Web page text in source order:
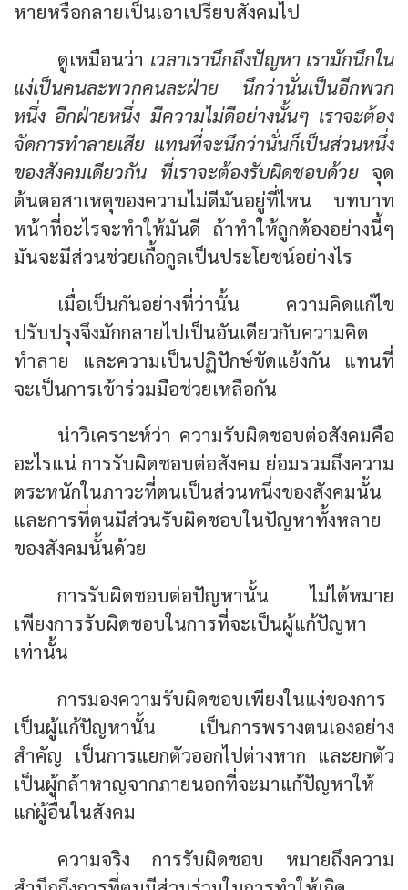
หายหรือกลายเป็นเอาเปรียบสังคมไป
ดูเหมือนว่า เวลาเรานึกถึงปัญหา เรามักนึกใน
แง่เป็นคนละพวกคนละฝ่าย นึกว่านั่นเป็นอีกพวก
หนึ่ง อีกฝ่ายหนึ่ง มีความไม่ดีอย่างนั้นๆ เราจะต้อง
จัดการทำลายเสีย แทนที่จะนึกว่านั่นก็เป็นส่วนหนึ่ง
ของสังคมเดียวกัน ที่เราจะต้องรับผิดชอบด้วยจุด
ต้นตอสาเหตุของความไม่ดีมันอยู่ที่ไหน บทบาท
หน้าที่อะไรจะทำให้มันดี ถ้าทำให้ถูกต้องอย่างนี้ๆ
มันจะมีส่วนช่วยเกื้อกูลเป็นประโยชน์อย่างไร
เมื่อเป็นกันอย่างที่ว่านั้น ความคิดแก้ไข
ปรับปรุงจึงมักกลายไปเป็นอันเดียวกับความคิด
ทำลาย และความเป็นปฏิปักษ์ขัดแย้งกัน แทนที่
จะเป็นการเข้าร่วมมือช่วยเหลือกัน
น่าวิเคราะห์ว่า ความรับผิดชอบต่อสังคมคือ
อะไรแน่ การรับผิดชอบต่อสังคม ย่อมรวมถึงความ
ตระหนักในภาวะที่ตนเป็นส่วนหนึ่งของสังคมนั้น
และการที่ตนมีส่วนรับผิดชอบในปัญหาทั้งหลาย
ของสังคมนั้นด้วย
การรับผิดชอบต่อปัญหานั้น ไม่ได้หมาย
เพียงการรับผิดชอบในการที่จะเป็นผู้แก้ปัญหา
เท่านั้น
การมองความรับผิดชอบเพียงในแง่ของการ
เป็นผู้แก้ปัญหานั้น เป็นการพรางตนเองอย่าง
สำคัญ เป็นการแยกตัวออกไปต่างหาก และยกตัว
เป็นผู้กล้าหาญจากภายนอกที่จะมาแก้ปัญหาให้
แก่ผู้อื่นในสังคม
ความจริง การรับผิดชอบ หมายถึงความ